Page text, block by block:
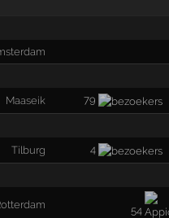
Maaseik 79
Tilburg 4
54